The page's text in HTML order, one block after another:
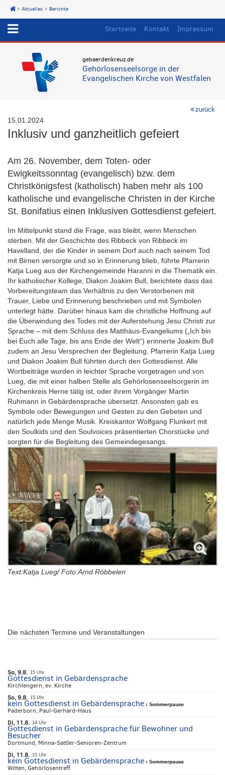
Start
Aktuelles Berichte
Startseite Kontakt Impressum
gebaerdenkreuz.de
Gehörlosenseelsorge in der
Evangelischen Kirche von Westfalen
zurück
15.01.2024
Inklusiv und ganzheitlich gefeiert
Am 26. November, dem Toten- oder
Ewigkeitssonntag (evangelisch) bzw. dem
Christkönigsfest (katholisch) haben mehr als 100
katholische und evangelische Christen in der Kirche
St. Bonifatius einen Inklusiven Gottesdienst gefeiert.
Im Mittelpunkt stand die Frage, was bleibt, wenn Menschen
sterben. Mit der Geschichte des Ribbeck von Ribbeck im
Havelland, der die Kinder in seinem Dorf auch nach seinem Tod
mit Birnen versorgte und so in Erinnerung blieb, führte Pfarrerin
Katja Lueg aus der Kirchengemeinde Haranni in die Thematik ein.
Ihr katholischer Kollege, Diakon Joakim Bull, berichtete dass das
Vorbereitungsteam das Verhältnis zu den Verstorbenen mit
Trauer, Liebe und Erinnerung beschrieben und mit Symbolen
unterlegt hätte. Darüber hinaus kam die christliche Hoffnung auf
die Überwindung des Todes mit der Auferstehung Jesu Christi zur
Sprache – mit dem Schluss des Matthäus-Evangeliums („Ich bin
bei Euch alle Tage, bis ans Ende der Welt“) erinnerte Joakim Bull
zudem an Jesu Versprechen der Begleitung. Pfarrerin Katja Lueg
und Diakon Joakim Bull führten durch den Gottesdienst. Alle
Wortbeiträge wurden in leichter Sprache vorgetragen und von
Lueg, die mit einer halben Stelle als Gehörlosenseelsorgerin im
Kirchenkreis Herne tätig ist, oder ihrem Vorgänger Martin
Ruhmann in Gebärdensprache übersetzt. Ansonsten gab es
Symbole oder Bewegungen und Gesten zu den Gebeten und
natürlich jede Menge Musik. Kreiskantor Wolfgang Flunkert mit
den Soulkids und den Soulvoices präsentierten Chorstücke und
sorgten für die Begleitung des Gemeindegesangs.
Text:Katja Lueg/ Foto:Arnd Röbbelen
Die nächsten Termine und Veranstaltungen
So, 9.8. 15 Uhr
Gottesdienst in Gebärdensprache
Kirchlengern, ev. Kirche
So, 9.8. 15 Uhr
kein Gottesdienst in Gebärdensprache : Sommerpause
Paderborn, Paul-Gerhard-Haus
Di, 11.8. 14 Uhr
Gottesdienst in Gebärdensprache für Bewohner und
Besucher
Dortmund, Minna-Sattler-Senioren-Zentrum
Di, 11.8. 15 Uhr
kein Gottesdienst in Gebärdensprache : Sommerpause
Witten, Gehörlosentreff